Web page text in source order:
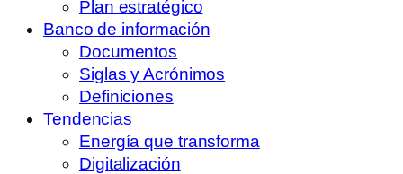
Plan estratégico
Banco de información
Documentos
Siglas y Acrónimos
Definiciones
Tendencias
Energía que transforma
Digitalización